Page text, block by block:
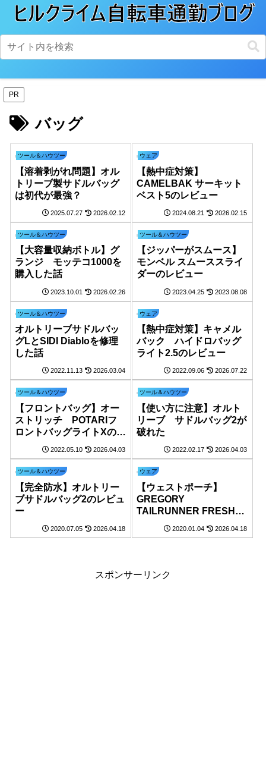
PR
バッグ
ツール＆ハウツー
【溶着剥がれ問題】オル
トリーブ製サドルバッグ
は初代が最強？
2025.07.27 2026.02.12
ウェア
【熱中症対策】
CAMELBAK サーキット
ベスト5のレビュー
2024.08.21 2026.02.15
ツール＆ハウツー
【大容量収納ボトル】グ
ランジ モッテコ1000を
購入した話
2023.10.01 2026.02.26
ツール＆ハウツー
【ジッパーがスムース】
モンベル スムーススライ
ダーのレビュー
2023.04.25 2023.08.08
ツール＆ハウツー
オルトリーブサドルバッ
グLとSIDI Diabloを修理
した話
2022.11.13 2026.03.04
ウェア
【熱中症対策】キャメル
バック ハイドロバッグ
ライト2.5のレビュー
2022.09.06 2026.07.22
ツール＆ハウツー
【フロントバッグ】オー
ストリッチ POTARIフ
ロントバッグライトXのレ
2022.05.10 2026.04.03
ツール＆ハウツー
【使い方に注意】オルト
リーブ サドルバッグ2が
破れた
2022.02.17 2026.04.03
ツール＆ハウツー
【完全防水】オルトリー
ブサドルバッグ2のレビュ
ー
2020.07.05 2026.04.18
ウェア
【ウェストポーチ】
GREGORY
TAILRUNNER FRESH
AIRの自転車用としての
レビュー
2020.01.04 2026.04.18
スポンサーリンク